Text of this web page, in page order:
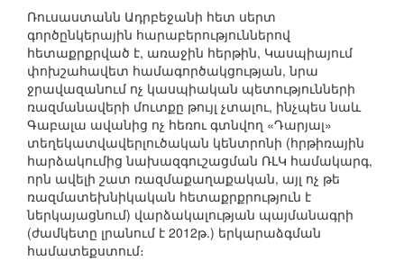
Ռուսաստանն Ադրբեջանի հետ սերտ
գործընկերային հարաբերություններով
հետաքրքրված է, առաջին հերթին, Կասպիայում
փոխշահավետ համագործակցության, նրա
ջրավազանում ոչ կասպիական պետությունների
ռազմանավերի մուտքը թույլ չտալու, ինչպես նաև
Գաբալա ավանից ոչ հեռու գտնվող «Դարյալ»
տեղեկատվավերլուծական կենտրոնի (հրթիռային
հարձակումից նախազգուշացման ՌԼԿ համակարգ,
որն ավելի շատ ռազմաքաղաքական, այլ ոչ թե
ռազմատեխնիկական հետաքրքրություն է
ներկայացնում) վարձակալության պայմանագրի
(ժամկետը լրանում է 2012թ.) երկարաձգման
համատեքստում։